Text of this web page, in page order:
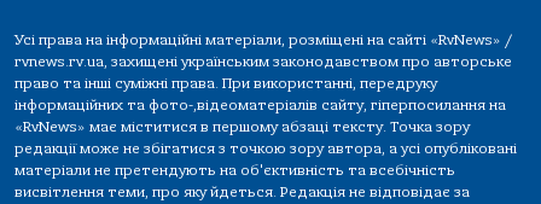
Усі права на інформаційні матеріали, розміщені на сайті «RvNews» /
rvnews.rv.ua, захищені українським законодавством про авторське
право та інші суміжні права. При використанні, передруку
інформаційних та фото-,відеоматеріалів сайту, гіперпосилання на
«RvNews» має міститися в першому абзаці тексту. Точка зору
редакції може не збігатися з точкою зору автора, а усі опубліковані
матеріали не претендують на об'єктивність та всебічність
висвітлення теми, про яку йдеться. Редакція не відповідає за